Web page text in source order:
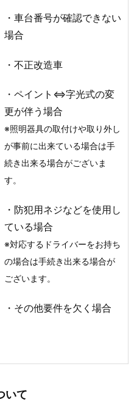
・車台番号が確認できない
場合
・不正改造車
・ペイント⇔字光式の変
更が伴う場合
※照明器具の取付けや取り外し
が事前に出来ている場合は手
続き出来る場合がございま
す。
・防犯用ネジなどを使用し
ている場合
※対応するドライバーをお持ち
の場合は手続き出来る場合が
ございます。
・その他要件を欠く場合
いて